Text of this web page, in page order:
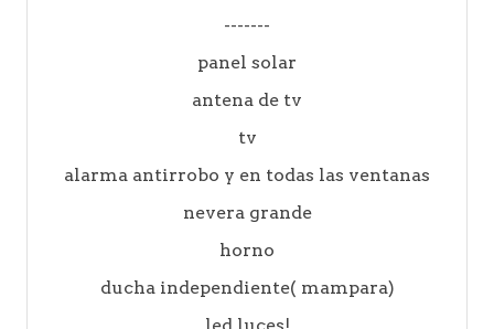
-------
panel solar
antena de tv
tv
alarma antirrobo y en todas las ventanas
nevera grande
horno
ducha independiente( mampara)